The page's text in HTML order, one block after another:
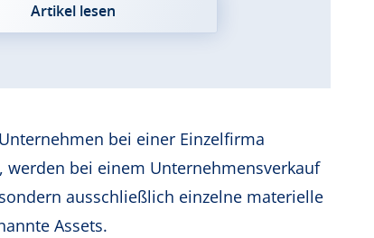
Artikel lesen
bei einer Einzelfirma
bei einem Unternehmensverkauf
ausschließlich einzelne materielle
Assets.